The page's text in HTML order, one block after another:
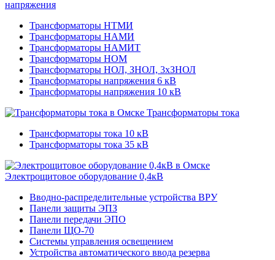
напряжения
Трансформаторы НТМИ
Трансформаторы НАМИ
Трансформаторы НАМИТ
Трансформаторы НОМ
Трансформаторы НОЛ, ЗНОЛ, 3хЗНОЛ
Трансформаторы напряжения 6 кВ
Трансформаторы напряжения 10 кВ
Трансформаторы тока
Трансформаторы тока 10 кВ
Трансформаторы тока 35 кВ
Электрощитовое оборудование 0,4кВ
Вводно-распределительные устройства ВРУ
Панели защиты ЭПЗ
Панели передачи ЭПО
Панели ЩО-70
Системы управления освещением
Устройства автоматического ввода резерва